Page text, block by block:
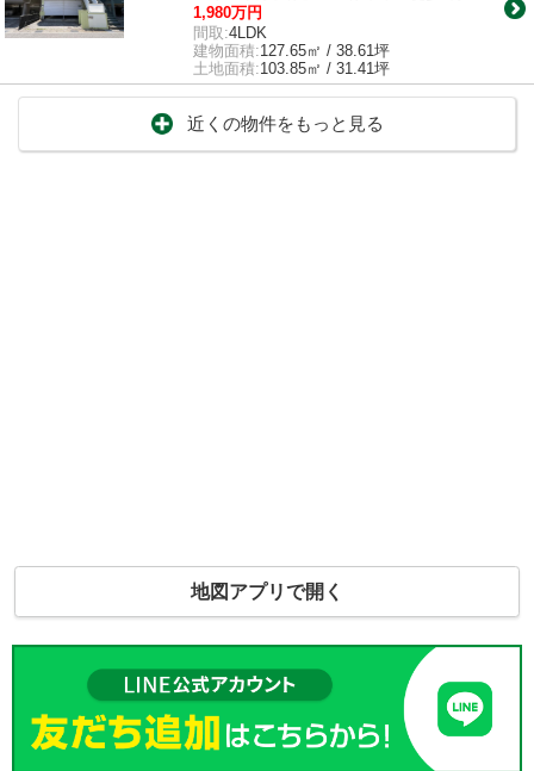
1,980万円
間取:4LDK
建物面積:127.65㎡ / 38.61坪
土地面積:103.85㎡ / 31.41坪
近くの物件をもっと見る
地図アプリで開く